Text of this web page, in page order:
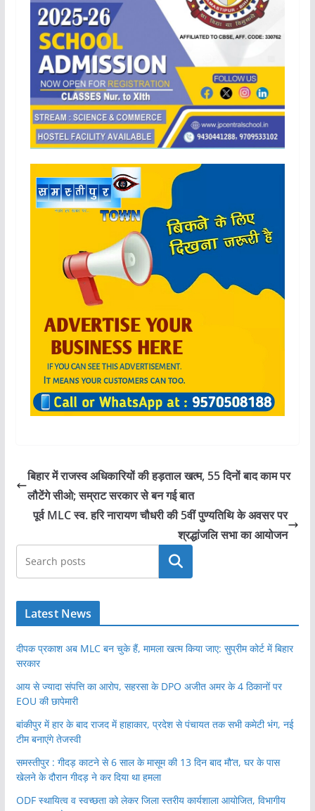
बिहार में राजस्व अधिकारियों की हड़ताल खत्म, 55 दिनों बाद काम पर
लौटेंगे सीओ; सम्राट सरकार से बन गई बात
पूर्व MLC स्व. हरि नारायण चौधरी की 5वीं पुण्यतिथि के अवसर पर
श्रद्धांजलि सभा का आयोजन
खोजें
Latest News
दीपक प्रकाश अब MLC बन चुके हैं, मामला खत्म किया जाए: सुप्रीम कोर्ट में बिहार
सरकार
आय से ज्यादा संपत्ति का आरोप, सहरसा के DPO अजीत अमर के 4 ठिकानों पर
EOU की छापेमारी
बांकीपुर में हार के बाद राजद में हाहाकार, प्रदेश से पंचायत तक सभी कमेटी भंग, नई
टीम बनाएंगे तेजस्वी
समस्तीपुर : गीदड़ काटने से 6 साल के मासूम की 13 दिन बाद मौ’त, घर के पास
खेलने के दौरान गीदड़ ने कर दिया था हमला
ODF स्थायित्व व स्वच्छता को लेकर जिला स्तरीय कार्यशाला आयोजित, विभागीय